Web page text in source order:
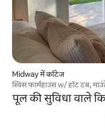
Midway में कॉटेज
स्विस फार्महाउस w/ हॉट टब,
पूल की सुविधा वाले